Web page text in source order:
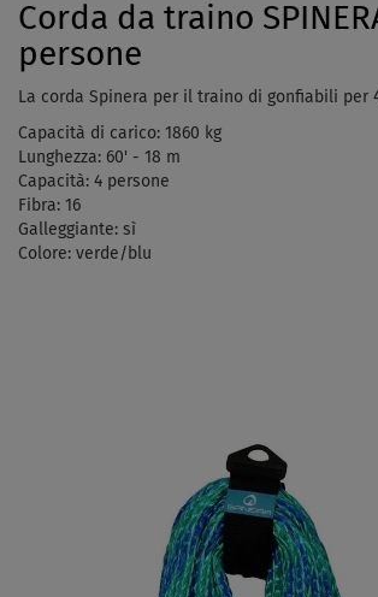
Corda da traino
persone
La corda Spinera per il traino di gonfiabili per
Capacità di carico: 1860 kg
Lunghezza: 60' - 18 m
Capacità: 4 persone
Fibra: 16
Galleggiante: sì
Colore: verde/blu